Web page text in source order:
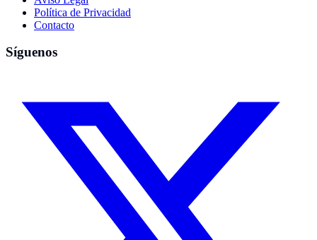
Política de Privacidad
Contacto
Síguenos